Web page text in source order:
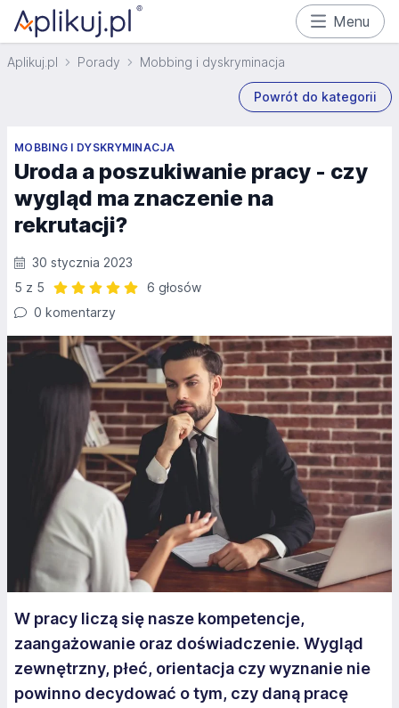
Menu
Aplikuj.pl Porady Mobbing i dyskryminacja
Powrót do kategorii
MOBBING I DYSKRYMINACJA
Uroda a poszukiwanie pracy - czy
wygląd ma znaczenie na
rekrutacji?
30 stycznia 2023
5 z 5
6 głosów
0 komentarzy
W pracy liczą się nasze kompetencje,
zaangażowanie oraz doświadczenie. Wygląd
zewnętrzny, płeć, orientacja czy wyznanie nie
powinno decydować o tym, czy daną pracę